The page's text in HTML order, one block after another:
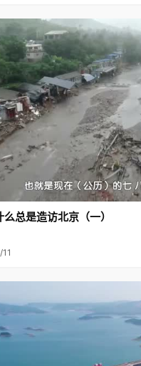
总是造访北京（一）